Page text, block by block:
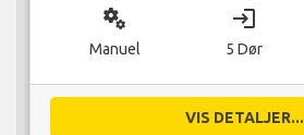
miscellaneous_services
Manuel
login
5 Dør
VIS DETALJER...